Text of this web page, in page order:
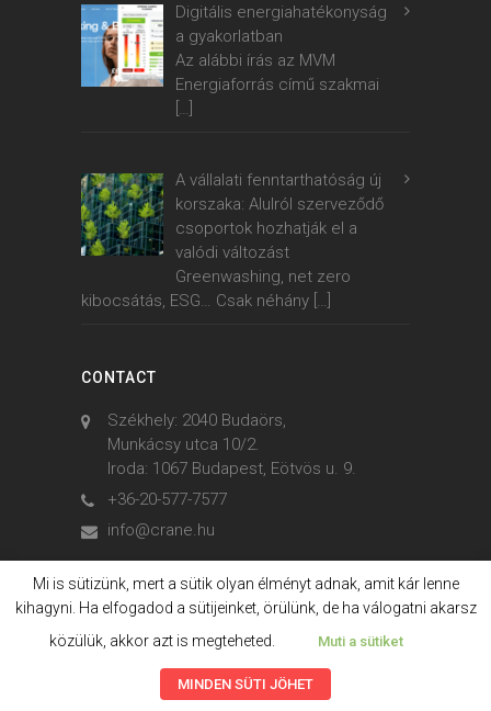
Digitális energiahatékonyság
a gyakorlatban
Az alábbi írás az MVM
Energiaforrás című szakmai
A vállalati fenntarthatóság új
korszaka: Alulról szerveződő
csoportok hozhatják el a
valódi változást
Greenwashing, net zero
kibocsátás, ESG… Csak néhány […]
CONTACT
Székhely: 2040 Budaörs,
Munkácsy utca 10/2.
Iroda: 1067 Budapest, Eötvös u. 9.
+36-20-577-7577
info@crane.hu
© 2006. - 2023. Crane International
Mi is sütizünk, mert a sütik olyan élményt adnak, amit kár lenne
kihagyni. Ha elfogadod a sütijeinket, örülünk, de ha válogatni akarsz
közülük, akkor azt is megteheted.
Muti a sütiket
MINDEN SÜTI JÖHET